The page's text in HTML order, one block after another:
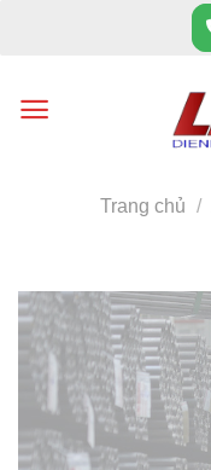
Trang chủ /